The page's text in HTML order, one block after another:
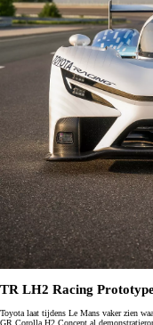
TR LH2 Racing
Toyota laat tijdens Le Mans vaker zien
GR Corolla H2 Concept al